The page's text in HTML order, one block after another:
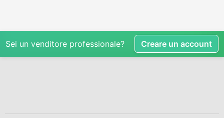
Sei un venditore professionale? Creare un account